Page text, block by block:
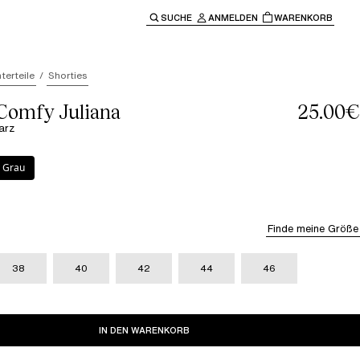
oder "Escape" um zur Hauptnavigation
SUCHE ANMELDEN WARENKORB
Shorties
Juliana 25.00€
Grau
Finde meine Größe
38 40 42 44 46
IN DEN WARENKORB